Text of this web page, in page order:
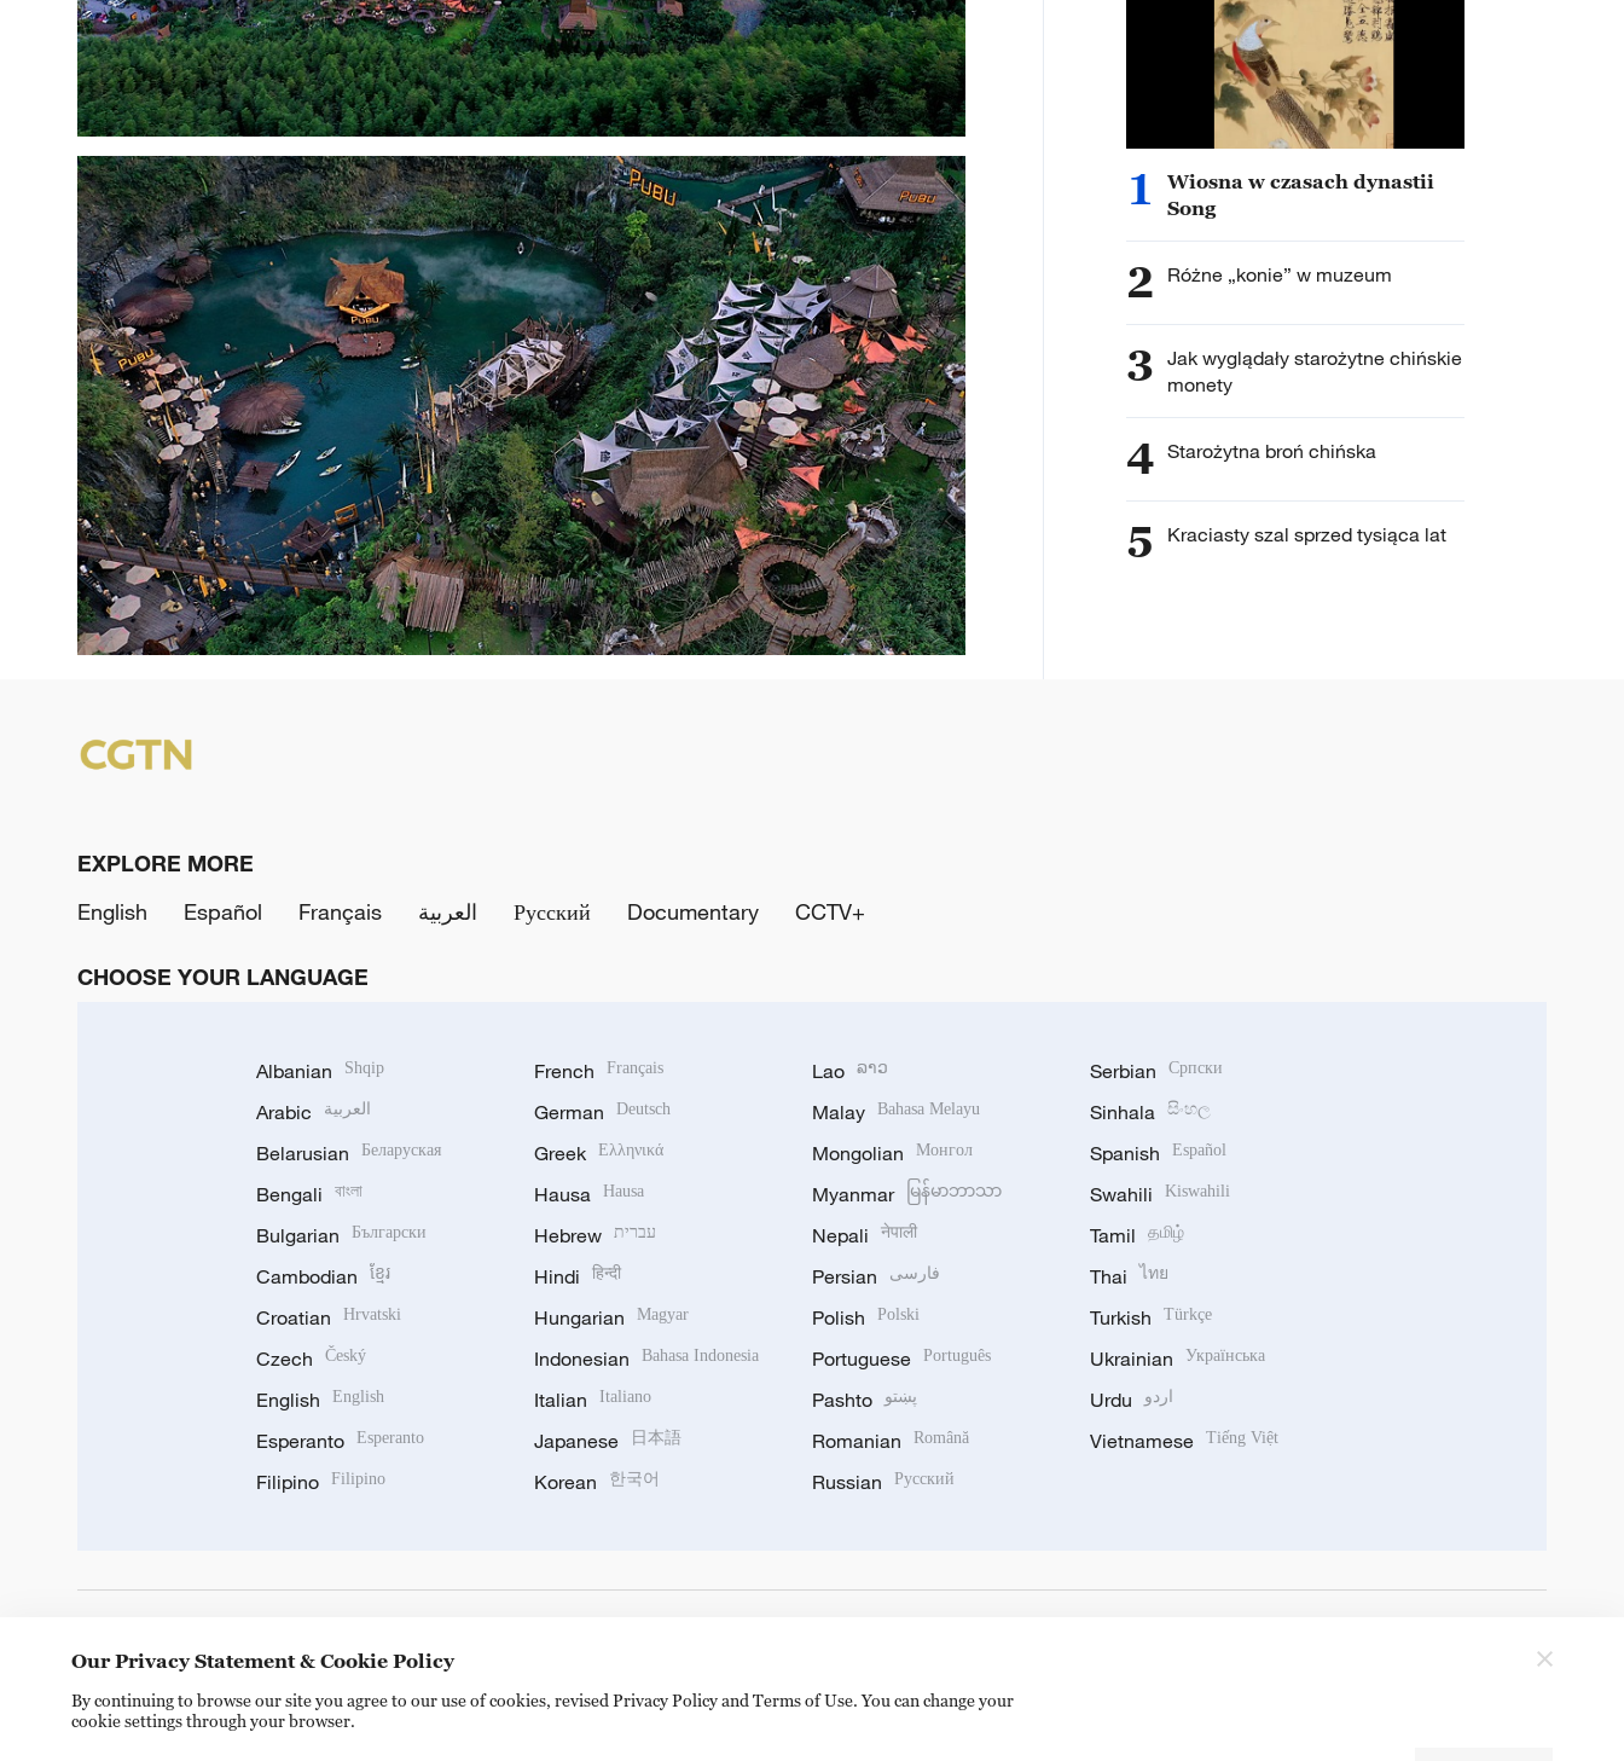
1
Wiosna w czasach dynastii
Song
2 Różne „konie” w muzeum
3 Jak wyglądały starożytne chińskie
monety
4 Starożytna broń chińska
5 Kraciasty szal sprzed tysiąca lat
EXPLORE MORE
English
Español Français العربية Русский Documentary CCTV+
CHOOSE YOUR LANGUAGE
Albanian Shqip
Arabic العربية
Belarusian Беларуская
Bengali বাংলা
Bulgarian Български
Cambodian ខ្មែរ
Croatian Hrvatski
Czech Český
English English
Esperanto Esperanto
Filipino Filipino
French Français
German Deutsch
Greek Ελληνικά
Hausa Hausa
Hebrew עברית
Hindi हिन्दी
Hungarian Magyar
Indonesian Bahasa Indonesia
Italian Italiano
Japanese 日本語
Korean 한국어
Lao ລາວ
Malay Bahasa Melayu
Mongolian Монгол
Myanmar မြန်မာဘာသာ
Nepali नेपाली
Persian فارسی
Polish Polski
Portuguese Português
Pashto پښتو
Romanian Română
Russian Русский
Serbian Српски
Sinhala සිංහල
Spanish Español
Swahili Kiswahili
Tamil தமிழ்
Thai ไทย
Turkish Türkçe
Ukrainian Українська
Urdu اردو
Vietnamese Tiếng Việt
Our Privacy Statement & Cookie Policy
By continuing to browse our site you agree to our use of cookies, revised Privacy Policy and Terms of Use. You can change your
cookie settings through your browser.